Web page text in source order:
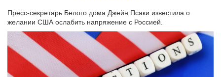
Пресс-секретарь Белого дома Джейн Псаки известила о
желании США ослабить напряжение с Россией.